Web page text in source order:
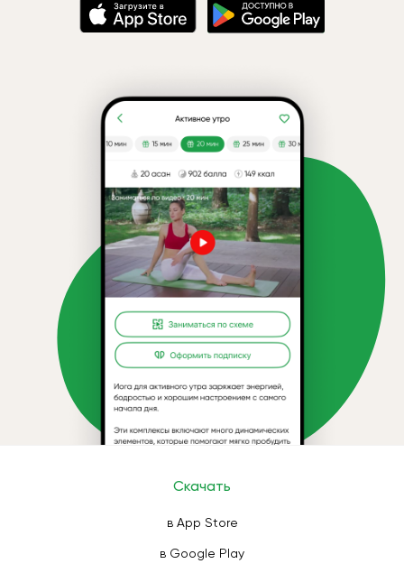
Скачать
в App Store
в Google Play